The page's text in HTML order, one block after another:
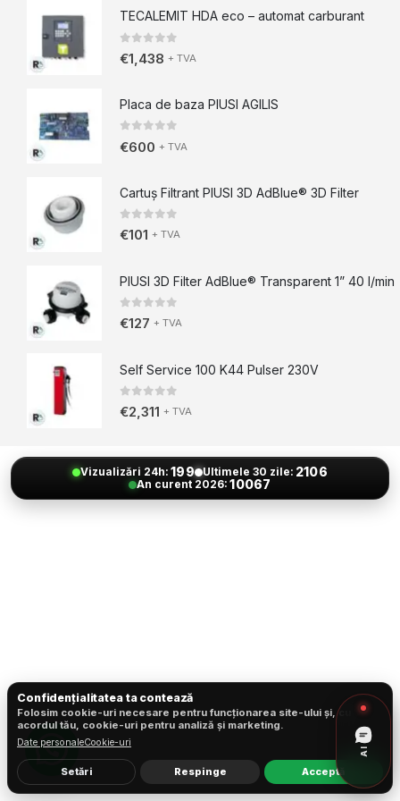
TECALEMIT HDA eco – automat carburant
€1,438 + TVA
Placa de baza PIUSI AGILIS
€600 + TVA
Cartuș Filtrant PIUSI 3D AdBlue® 3D Filter
0 din 5
€101 + TVA
PIUSI 3D Filter AdBlue® Transparent 1” 40 l/min
0 din 5
€127 + TVA
Self Service 100 K44 Pulser 230V
0 din 5
€2,311 + TVA
Confidențialitatea ta contează
Folosim cookie-uri necesare pentru funcționarea site-ului și, cu
acordul tău, cookie-uri pentru analiză și marketing.
Date personaleCookie-uri
Setări Respinge Acceptă
AI
Vizualizări 24h: 199 Ultimele 30 zile: 2106
An curent 2026: 10067